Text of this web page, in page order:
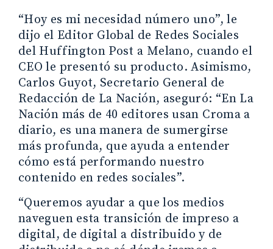
“Hoy es mi necesidad número uno”, le
dijo el Editor Global de Redes Sociales
del Huffington Post a Melano, cuando el
CEO le presentó su producto. Asimismo,
Carlos Guyot, Secretario General de
Redacción de La Nación, aseguró: “En La
Nación más de 40 editores usan Croma a
diario, es una manera de sumergirse
más profunda, que ayuda a entender
cómo está performando nuestro
contenido en redes sociales”.
“Queremos ayudar a que los medios
naveguen esta transición de impreso a
digital, de digital a distribuido y de